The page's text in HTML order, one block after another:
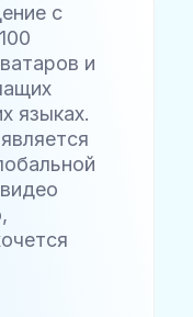
с
и
языках.